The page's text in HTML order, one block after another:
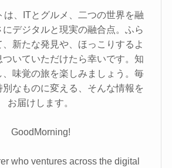
は、ITとグルメ、二つの世界を融
デジタルと現実の融合点。ふら
、新たな発見や、ほっこりするよ
ついていただけたら幸いです。知
味覚の旅を楽しみましょう。毎
別なものに変える、そんな情報を
お届けします。
GoodMorning!
who ventures across the digital